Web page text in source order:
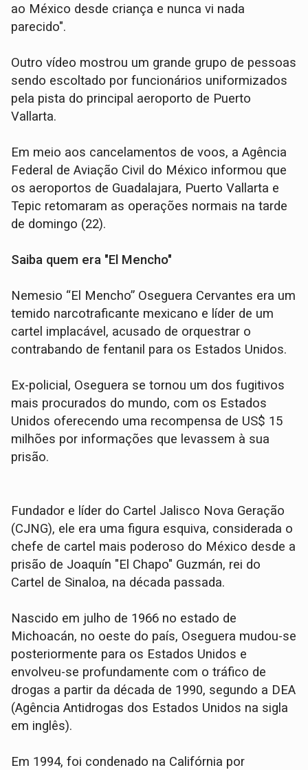
ao México desde criança e nunca vi nada
parecido".
Outro vídeo mostrou um grande grupo de pessoas
sendo escoltado por funcionários uniformizados
pela pista do principal aeroporto de Puerto
Vallarta.
Em meio aos cancelamentos de voos, a Agência
Federal de Aviação Civil do México informou que
os aeroportos de Guadalajara, Puerto Vallarta e
Tepic retomaram as operações normais na tarde
de domingo (22).
Saiba quem era "El Mencho"
Nemesio “El Mencho” Oseguera Cervantes era um
temido narcotraficante mexicano e líder de um
cartel implacável, acusado de orquestrar o
contrabando de fentanil para os Estados Unidos.
Ex-policial, Oseguera se tornou um dos fugitivos
mais procurados do mundo, com os Estados
Unidos oferecendo uma recompensa de US$ 15
milhões por informações que levassem à sua
prisão.
Fundador e líder do Cartel Jalisco Nova Geração
(CJNG), ele era uma figura esquiva, considerada o
chefe de cartel mais poderoso do México desde a
prisão de Joaquín "El Chapo" Guzmán, rei do
Cartel de Sinaloa, na década passada.
Nascido em julho de 1966 no estado de
Michoacán, no oeste do país, Oseguera mudou-se
posteriormente para os Estados Unidos e
envolveu-se profundamente com o tráfico de
drogas a partir da década de 1990, segundo a DEA
(Agência Antidrogas dos Estados Unidos na sigla
em inglês).
Em 1994, foi condenado na Califórnia por